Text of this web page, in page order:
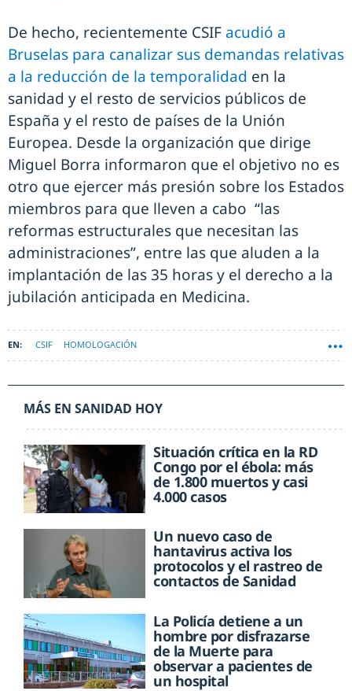
De hecho, recientemente CSIF acudió a
Bruselas para canalizar sus demandas relativas
a la reducción de la temporalidad en la
sanidad y el resto de servicios públicos de
España y el resto de países de la Unión
Europea. Desde la organización que dirige
Miguel Borra informaron que el objetivo no es
otro que ejercer más presión sobre los Estados
miembros para que lleven a cabo “las
reformas estructurales que necesitan las
administraciones”, entre las que aluden a la
implantación de las 35 horas y el derecho a la
jubilación anticipada en Medicina.
CSIF HOMOLOGACIÓN
MÁS EN SANIDAD HOY
Situación crítica en la RD
Congo por el ébola: más
de 1.800 muertos y casi
4.000 casos
Un nuevo caso de
hantavirus activa los
protocolos y el rastreo de
contactos de Sanidad
La Policía detiene a un
hombre por disfrazarse
de la Muerte para
observar a pacientes de
un hospital